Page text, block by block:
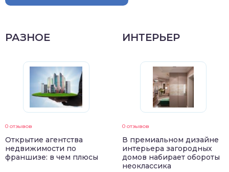
РАЗНОЕ
0 отзывов
Открытие агентства
недвижимости по
франшизе: в чем плюсы
ИНТЕРЬЕР
0 отзывов
В премиальном дизайне
интерьера загородных
домов набирает обороты
неоклассика